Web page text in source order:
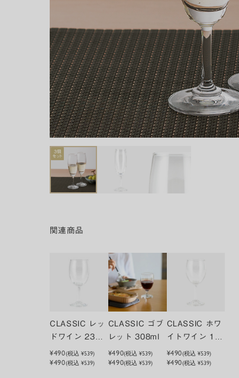
関連商品
CLASSIC レッ
ドワイン 230m
l¥490(税込 ¥539)
¥490(税込 ¥539)
CLASSIC ゴブ
レット 308ml
¥490(税込¥539)
¥490(税込 ¥539)
CLASSIC ホワ
イトワイン 19
5ml
¥490(税込¥539)
¥490(税込 ¥539)